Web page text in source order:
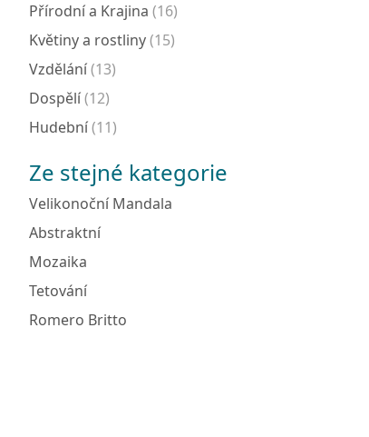
Přírodní a Krajina (16)
Květiny a rostliny(15)
Vzdělání(13)
Dospělí(12)
Hudební(11)
Ze stejné kategorie
Velikonoční Mandala
Abstraktní
Mozaika
Tetování
Romero Britto